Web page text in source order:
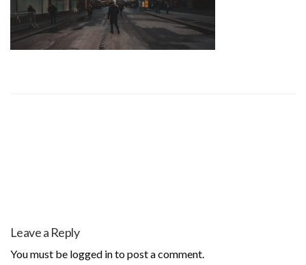
Leave a Reply
You must be logged into post a comment.